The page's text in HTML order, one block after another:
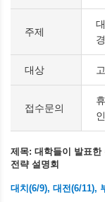
주제
대상
접수문의
인
제목: 대학들이 발표한
전략 설명회
대치(6/9), 대전 (6/11),